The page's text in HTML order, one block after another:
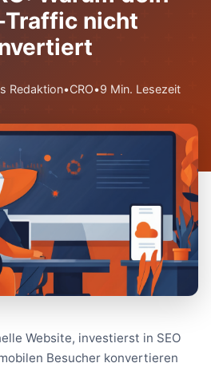
Traffic nicht
Redaktion•CRO•9 Min. Lesezeit
Website, investierst in SEO
Besucher konvertieren